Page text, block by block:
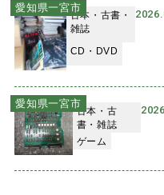
愛知県一宮市
古本・古書・
雑誌
CD・DVD
愛知県一宮市
古本・古
書・雑誌
ゲーム